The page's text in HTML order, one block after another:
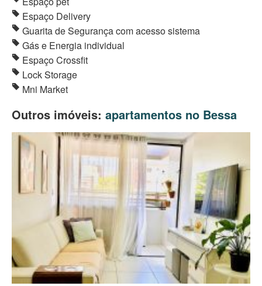
Espaço Delivery
Guarita de Segurança com acesso sistema
Gás e Energia individual
Espaço Crossfit
Lock Storage
Mni Market
Outros imóveis: apartamentos no Bessa